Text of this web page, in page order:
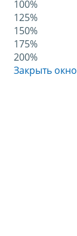
100%
125%
150%
175%
200%
Закрыть окно